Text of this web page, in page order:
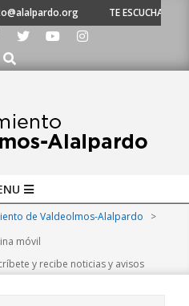
TE ESCUCHAMOS -
Buscar
de Valdeolmos-Alalpardo
>
móvil
y recibe noticias y avisos